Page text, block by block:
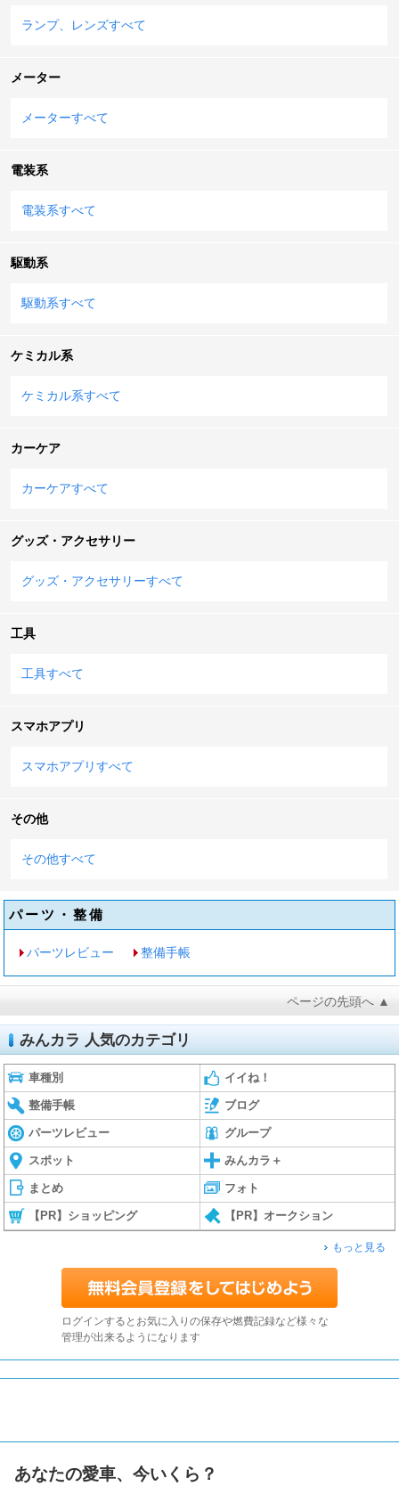
ランプ、レンズすべて
メーター
メーターすべて
電装系
電装系すべて
駆動系
駆動系すべて
ケミカル系
ケミカル系すべて
カーケア
カーケアすべて
グッズ・アクセサリー
グッズ・アクセサリーすべて
工具
工具すべて
スマホアプリ
スマホアプリすべて
その他
その他すべて
パーツ・整備
パーツレビュー 整備手帳
ページの先頭へ ▲
みんカラ 人気のカテゴリ
車種別 イイね！
整備手帳 ブログ
パーツレビュー グループ
スポット みんカラ＋
まとめ フォト
【PR】ショッピング 【PR】オークション
もっと見る
ログインするとお気に入りの保存や燃費記録など様々な
管理が出来るようになります
あなたの愛車、今いくら？